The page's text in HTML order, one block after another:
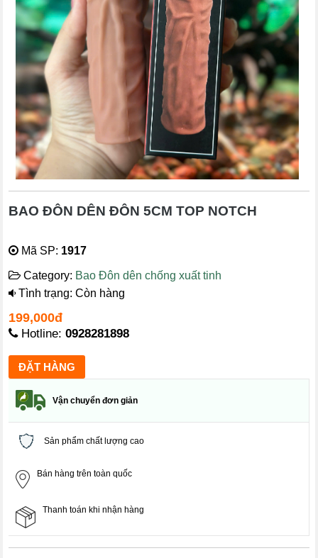
BAO ĐÔN DÊN ĐÔN 5CM TOP NOTCH
Mã SP: 1917
Category: Bao Đôn dên chống xuất tinh
Tình trạng: Còn hàng
199,000đ
Hotline:0928281898
Vận chuyển đơn giản
Sản phẩm chất lượng cao
Bán hàng trên toàn quốc
Thanh toán khi nhận hàng